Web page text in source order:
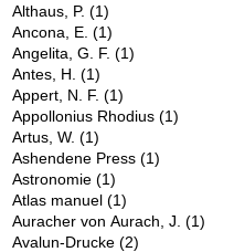
Althaus, P.(1)
Ancona, E.(1)
Angelita, G. F.(1)
Antes, H.(1)
Appert, N. F.(1)
Appollonius Rhodius(1)
Artus, W.(1)
Ashendene Press(1)
Astronomie(1)
Atlas manuel(1)
Auracher von Aurach, J.(1)
Avalun-Drucke(2)